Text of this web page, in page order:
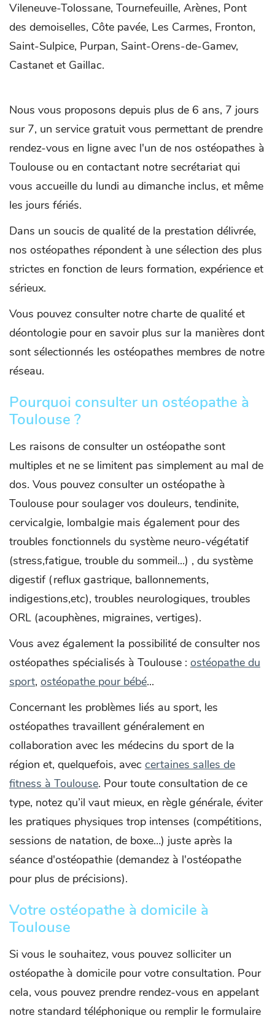
Vileneuve-Tolossane, Tournefeuille, Arènes, Pont
des demoiselles, Côte pavée, Les Carmes, Fronton,
Saint-Sulpice, Purpan, Saint-Orens-de-Gamev,
Castanet et Gaillac.
Nous vous proposons depuis plus de 6 ans, 7 jours
sur 7, un service gratuit vous permettant de prendre
rendez-vous en ligne avec l'un de nos ostéopathes à
Toulouse ou en contactant notre secrétariat qui
vous accueille du lundi au dimanche inclus, et même
les jours fériés.
Dans un soucis de qualité de la prestation délivrée,
nos ostéopathes répondent à une sélection des plus
strictes en fonction de leurs formation, expérience et
sérieux.
Vous pouvez consulter notre charte de qualité et
déontologie pour en savoir plus sur la manières dont
sont sélectionnés les ostéopathes membres de notre
réseau.
Pourquoi consulter un ostéopathe à
Toulouse ?
Les raisons de consulter un ostéopathe sont
multiples et ne se limitent pas simplement au mal de
dos. Vous pouvez consulter un ostéopathe à
Toulouse pour soulager vos douleurs, tendinite,
cervicalgie, lombalgie mais également pour des
troubles fonctionnels du système neuro-végétatif
(stress,fatigue, trouble du sommeil...) , du système
digestif (reflux gastrique, ballonnements,
indigestions,etc), troubles neurologiques, troubles
ORL (acouphènes, migraines, vertiges).
Vous avez également la possibilité de consulter nos
ostéopathes spécialisés à Toulouse : ostéopathe du
sport, ostéopathe pour bébé...
Concernant les problèmes liés au sport, les
ostéopathes travaillent généralement en
collaboration avec les médecins du sport de la
région et, quelquefois, avec certaines salles de
fitness à Toulouse. Pour toute consultation de ce
type, notez qu’il vaut mieux, en règle générale, éviter
les pratiques physiques trop intenses (compétitions,
sessions de natation, de boxe…) juste après la
séance d'ostéopathie (demandez à l'ostéopathe
pour plus de précisions).
Votre ostéopathe à domicile à
Toulouse
Si vous le souhaitez, vous pouvez solliciter un
ostéopathe à domicile pour votre consultation. Pour
cela, vous pouvez prendre rendez-vous en appelant
notre standard téléphonique ou remplir le formulaire